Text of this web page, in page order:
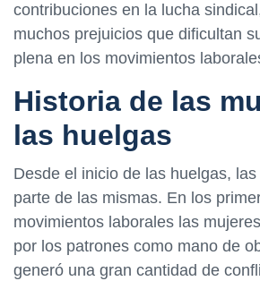
contribuciones en la lucha
muchos prejuicios que dificultan
plena en los movimientos
Historia de las
las huelgas
Desde el inicio de las huelgas,
parte de las mismas. En los
movimientos laborales las
por los patrones como mano de
generó una gran cantidad de